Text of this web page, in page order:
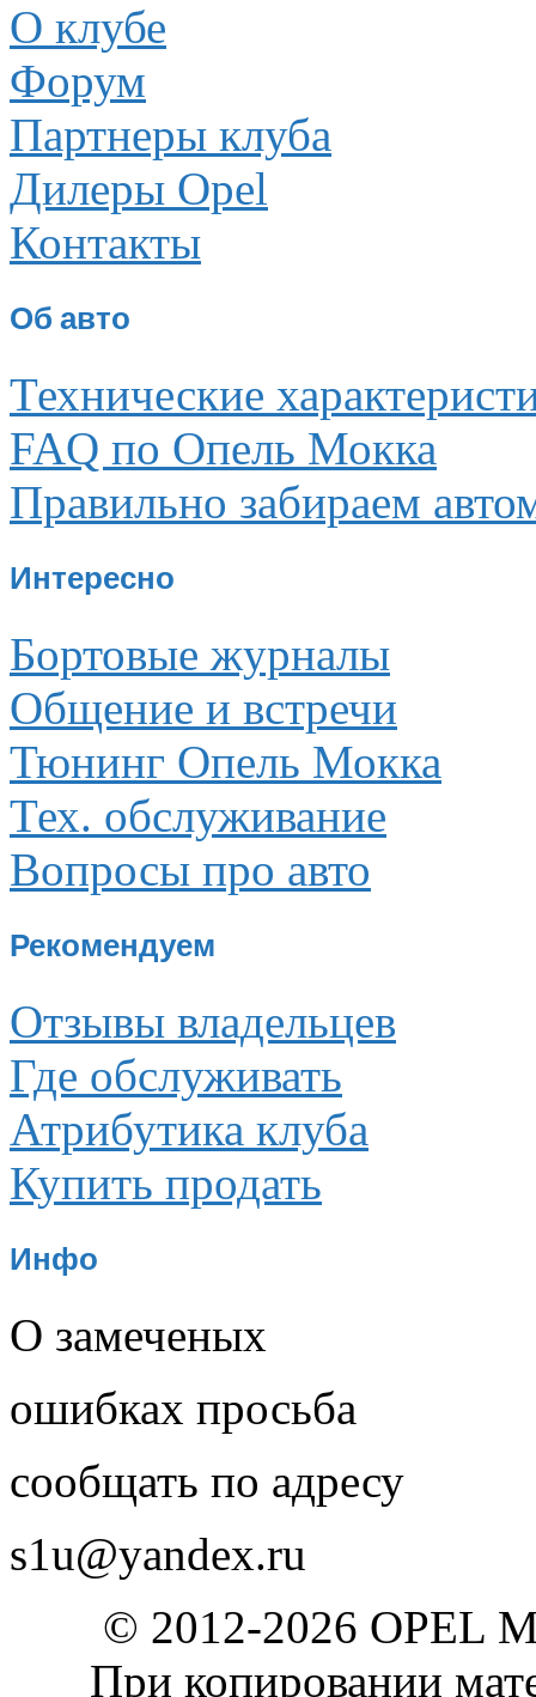
О клубе
Форум
Партнеры клуба
Дилеры Opel
Контакты
Об авто
Технические
FAQ по Опель Мокка
Правильно забираем
Интересно
Бортовые журналы
Общение и встречи
Тюнинг Опель Мокка
Тех. обслуживание
Вопросы про авто
Рекомендуем
Отзывы владельцев
Где обслуживать
Атрибутика клуба
Купить продать
Инфо
О замеченых
ошибках просьба
сообщать по адресу
s1u@yandex.ru
© 2012-2026 OPEL
При копировании